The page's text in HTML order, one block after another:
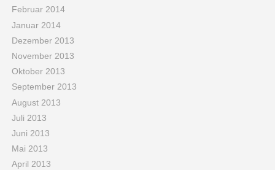
Februar 2014
Januar 2014
Dezember 2013
November 2013
Oktober 2013
September 2013
August 2013
Juli 2013
Juni 2013
Mai 2013
April 2013